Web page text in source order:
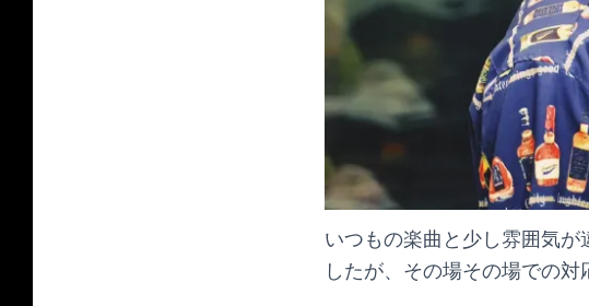
いつもの楽曲と少し雰囲気
したが、その場その場での対